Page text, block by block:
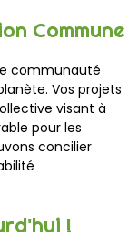
Commune
communauté
Vos projets
visant à
pour les
concilier
!